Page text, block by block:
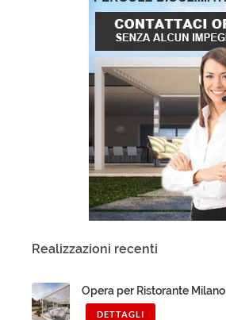
Realizzazioni recenti
Opera per Ristorante Milano
DETTAGLI